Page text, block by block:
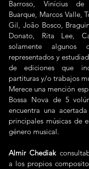
Barroso, Vinícius
Buarque, Marcos Valle,
Gil, João Bosco,
Donato, Rita Lee,
solamente algunos
representados y
de ediciones que
partituras y/o trabajos
Merece una mención
Bossa Nova de 5
encuentra una
principales músicas de
género musical.
Almir Chediak
a los propios